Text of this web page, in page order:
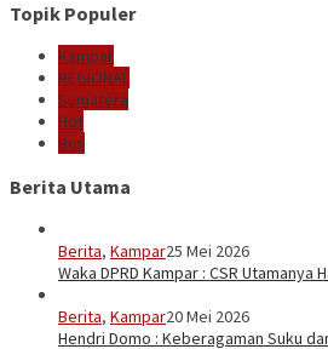
Topik Populer
Kampar
REGIONAL
Sumatera
Hot
Bus
Berita Utama
Berita, Kampar25 Mei 2026
Waka DPRD Kampar : CSR Utamanya
Berita, Kampar20 Mei 2026
Hendri Domo : Keberagaman Suku